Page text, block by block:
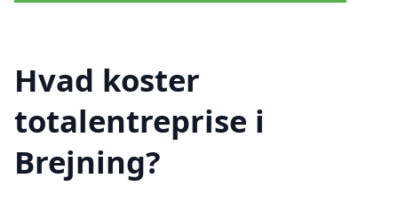
Hvad koster
totalentreprise i
Brejning?